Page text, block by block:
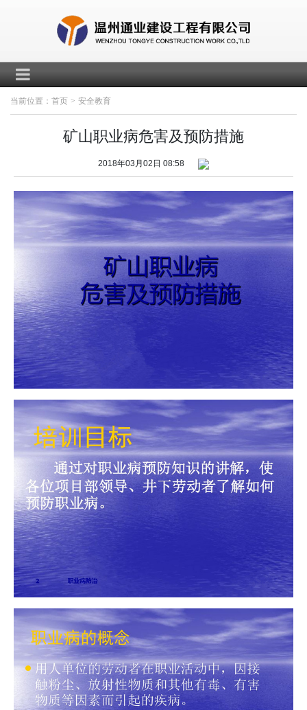
当前位置： 首页 > 安全教育
矿山职业病危害及预防措施
2018年03月02日 08:58